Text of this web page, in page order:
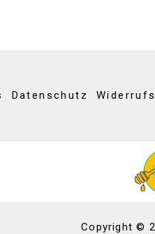
Datenschutz
Copyright ©